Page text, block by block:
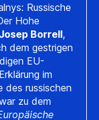
Russische
Hohe
Borrell,
dem gestrigen
EU-
im
des russischen
zu dem